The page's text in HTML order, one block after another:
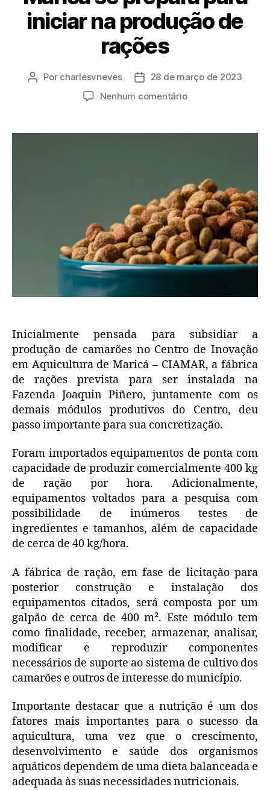
iniciar na produção de
rações
Por charlesvneves
28 de março de 2023
Nenhum comentário
Inicialmente pensada para subsidiar a
produção de camarões no Centro de Inovação
em Aquicultura de Maricá – CIAMAR, a fábrica
de rações prevista para ser instalada na
Fazenda Joaquin Piñero, juntamente com os
demais módulos produtivos do Centro, deu
passo importante para sua concretização.
Foram importados equipamentos de ponta com
capacidade de produzir comercialmente 400 kg
de ração por hora. Adicionalmente,
equipamentos voltados para a pesquisa com
possibilidade de inúmeros testes de
ingredientes e tamanhos, além de capacidade
de cerca de 40 kg/hora.
A fábrica de ração, em fase de licitação para
posterior construção e instalação dos
equipamentos citados, será composta por um
galpão de cerca de 400 m². Este módulo tem
como finalidade, receber, armazenar, analisar,
modificar e reproduzir componentes
necessários de suporte ao sistema de cultivo dos
camarões e outros de interesse do município.
Importante destacar que a nutrição é um dos
fatores mais importantes para o sucesso da
aquicultura, uma vez que o crescimento,
desenvolvimento e saúde dos organismos
aquáticos dependem de uma dieta balanceada e
adequada às suas necessidades nutricionais.